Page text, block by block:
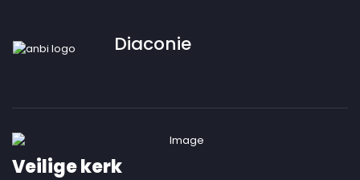
Diaconie
Veilige kerk